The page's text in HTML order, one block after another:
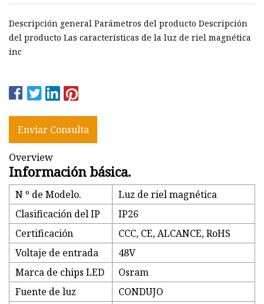
Descripción general Parámetros del producto Descripción
del producto Las características de la luz de riel magnética
inc
Enviar Consulta
Overview
Información básica.
N º de Modelo.
Luz de riel magnética
Clasificación del IP
IP26
Certificación
CCC, CE, ALCANCE, RoHS
Voltaje de entrada
48V
Marca de chips LED
Osram
Fuente de luz
CONDUJO